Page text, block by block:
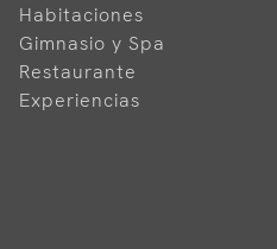
Habitaciones
Gimnasio y Spa
Restaurante
Experiencias